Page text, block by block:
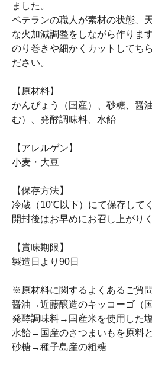
ました。
ベテランの職人が素材の状態、
な火加減調整をしながら作ります
のり巻きや細かくカットしてち
ださい。
【原材料】
かんぴょう（国産）、砂糖、醤
む）、発酵調味料、水飴
【アレルゲン】
小麦・大豆
【保存方法】
冷蔵（10℃以下）にて保存してく
開封後はお早めにお召し上がり
【賞味期限】
製造日より90日
※原材料に関するよくあるご質問
醤油→近藤醸造のキッコーゴ（
発酵調味料→国産米を使用した
水飴→国産のさつまいもを原料
砂糖→種子島産の粗糖